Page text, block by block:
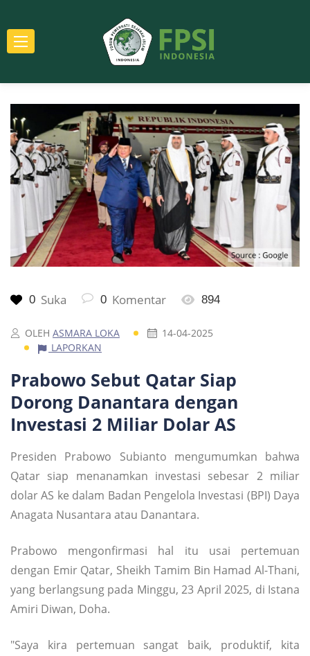
0 Suka 0 Komentar 894
OLEH ASMARA LOKA
14-04-2025
LAPORKAN
Prabowo Sebut Qatar Siap
Dorong Danantara dengan
Investasi 2 Miliar Dolar AS
Presiden Prabowo Subianto mengumumkan bahwa
Qatar siap menanamkan investasi sebesar 2 miliar
dolar AS ke dalam Badan Pengelola Investasi (BPI) Daya
Anagata Nusantara atau Danantara.
Prabowo mengonfirmasi hal itu usai pertemuan
dengan Emir Qatar, Sheikh Tamim Bin Hamad Al-Thani,
yang berlangsung pada Minggu, 23 April 2025, di Istana
Amiri Diwan, Doha.
"Saya kira pertemuan sangat baik, produktif, kita